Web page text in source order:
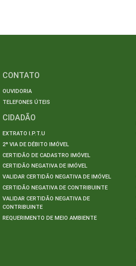
CONTATO
OUVIDORIA
TELEFONES ÚTEIS
CIDADÃO
EXTRATO I.P.T.U
2ª VIA DE DÉBITO IMÓVEL
CERTIDÃO DE CADASTRO IMÓVEL
CERTIDÃO NEGATIVA DE IMÓVEL
VALIDAR CERTIDÃO NEGATIVA DE IMÓVEL
CERTIDÃO NEGATIVA DE CONTRIBUINTE
VALIDAR CERTIDÃO NEGATIVA DE
CONTRIBUINTE
REQUERIMENTO DE MEIO AMBIENTE